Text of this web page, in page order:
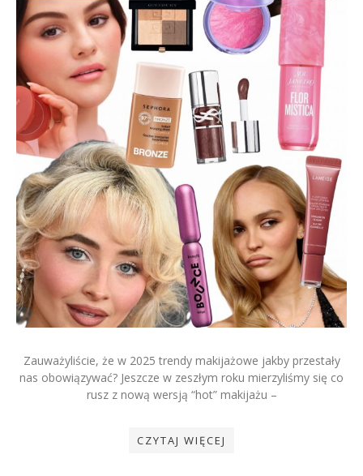
Zauważyliście, że w 2025 trendy makijażowe jakby przestały
nas obowiązywać? Jeszcze w zeszłym roku mierzyliśmy się co
rusz z nową wersją “hot” makijażu –
CZYTAJ WIĘCEJ